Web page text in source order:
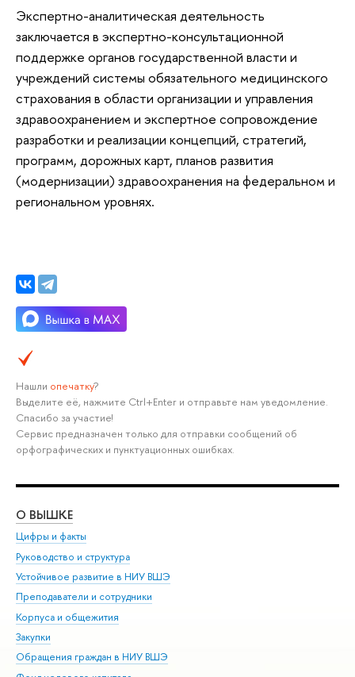
Экспертно-аналитическая деятельность
заключается в экспертно-консультационной
поддержке органов государственной власти и
учреждений системы обязательного медицинского
страхования в области организации и управления
здравоохранением и экспертное сопровождение
разработки и реализации концепций, стратегий,
программ, дорожных карт, планов развития
(модернизации) здравоохранения на федеральном и
региональном уровнях.
Нашли опечатку?
Выделите её, нажмите Ctrl+Enter и отправьте нам уведомление.
Спасибо за участие!
Сервис предназначен только для отправки сообщений об
орфографических и пунктуационных ошибках.
О ВЫШКЕ
Цифры и факты
Руководство и структура
Устойчивое развитие в НИУ ВШЭ
Преподаватели и сотрудники
Корпуса и общежития
Закупки
Обращения граждан в НИУ ВШЭ